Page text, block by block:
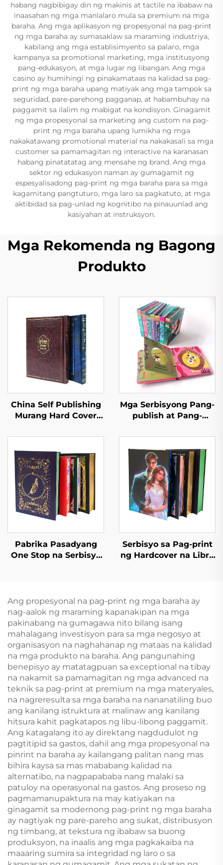
habang nagbibigay din ng makinis at tactile na ibabaw na
inaasahan ng mga manlalaro mula sa premium na mga
baraha. Ang mga aplikasyon ng propesyonal na pag-print
ng mga baraha ay sumasaklaw sa maraming industriya,
kabilang ang mga establisimyento sa palaro, mga
kampanya sa promotional marketing, mga institusyong
pang-edukasyon, at mga lugar ng libangan. Ang mga
casino ay humihingi ng pinakamataas na kalidad sa pag-
print ng mga baraha upang matiyak ang mga tampok sa
seguridad, pare-parehong pagganap, at habambuhay na
paggamit sa ilalim ng mabigat na kondisyon. Ginagamit
ng mga propesyonal sa marketing ang custom na pag-
print ng mga baraha upang lumikha ng mga
nakakatawang promotional material na nakakasali sa mga
customer sa pamamagitan ng interactive na karanasan
habang pinatatatag ang mensahe ng brand. Ang mga
sektor ng edukasyon naman ay gumagamit ng
espesyalisadong pag-print ng mga baraha para sa mga
kagamitang pangtuturo, mga laro sa pagkatuto, at mga
aktibidad sa pag-unlad ng kognitibo na pinauunlad ang
kasiyahan at instruksyon.
Mga Rekomenda ng Bagong
Produkto
China Self Publishing
Murang Hard Cover
Pag-print ng Libro
para sa mga Nobela
ng mga Matatanda
Romanza Linen
Hardcover na Libro
Mga Serbisyong Pang-
publish at Pang-
Kwento ng Pagtulog
para sa mga Bata Mga
Aklat na Pampalabas
para sa Kindergarten
na May Hardcover
Pabrika Pasadyang
One Stop na Serbisyo
print ng Libro
Hardcover na Photo
Book na may Gintong
Gilya
Serbisyo sa Pag-print
ng Hardcover na Libro
Nobela na may
Sprayed Edges
Ang propesyonal na pag-print ng mga baraha ay
nag-aalok ng maraming kapanakipan na mga
pakinabang na gumagawa nito bilang isang
mahalagang investisyon para sa mga negosyo at
organisasyon na naghahanap ng mataas na kalidad
na mga produkto na baraha. Ang pangunahing
benepisyo ay matatagpuan sa exceptional na tibay
na nakamit sa pamamagitan ng mga advanced na
teknik sa pag-print at premium na mga materyales,
na nagreresulta sa mga baraha na nananatiling buo
ang kanilang istruktura at malinaw ang kanilang
hitsura kahit pagkatapos ng libu-libong paggamit.
Ang katagalang ito ay direktang nagdudulot ng
pagtitipid sa gastos, dahil ang mga propesyonal na
pinrint na baraha ay kailangang palitan nang mas
bihira kaysa sa mas mababang kalidad na
alternatibo, na nagpapababa nang malaki sa
patuloy na operasyonal na gastos. Ang proseso ng
pagmamanupaktura na may katiyakan na
ginagamit sa modernong pag-print ng mga baraha
ay nagtiyak ng pare-pareho ang sukat, distribusyon
ng timbang, at tekstura ng ibabaw sa buong
produksyon, na inaalis ang mga pagkakaiba na
maaaring sumira sa integridad ng laro o sa